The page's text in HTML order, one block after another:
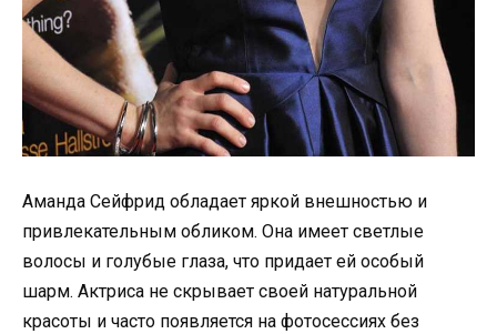
Аманда Сейфрид обладает яркой внешностью и
привлекательным обликом. Она имеет светлые
волосы и голубые глаза, что придает ей особый
шарм. Актриса не скрывает своей натуральной
красоты и часто появляется на фотосессиях без